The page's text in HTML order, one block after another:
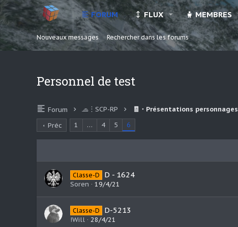
FORUM FLUX MEMBRES
Nouveaux messages Rechercher dans les forums
Personnel de test
Forum 🧢︙SCP-RP
🧾・Présentations personnages
Préc
1 … 4 5 6
Classe-D D - 1624
Soren 19/4/21
Classe-D D-5213
!Will 28/4/21